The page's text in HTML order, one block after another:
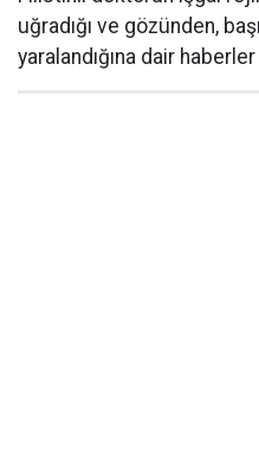
uğradığı ve gözünden,
yaralandığına dair